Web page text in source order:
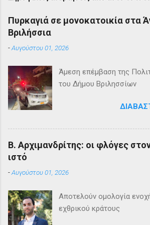
Πυρκαγιά σε μονοκατοικία στα
Βριλήσσια
-Αυγούστου 01, 2026
Άμεση επέμβαση της
του Δήμου Βριλησσίων
Β. Αρχιμανδρίτης: οι φλόγες
ιστό
-Αυγούστου 01, 2026
Αποτελούν ομολογία
εχθρικού κράτους